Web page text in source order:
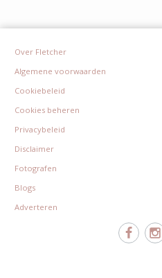
Over Fletcher
Algemene voorwaarden
Cookiebeleid
Cookies beheren
Privacybeleid
Disclaimer
Fotografen
Blogs
Adverteren